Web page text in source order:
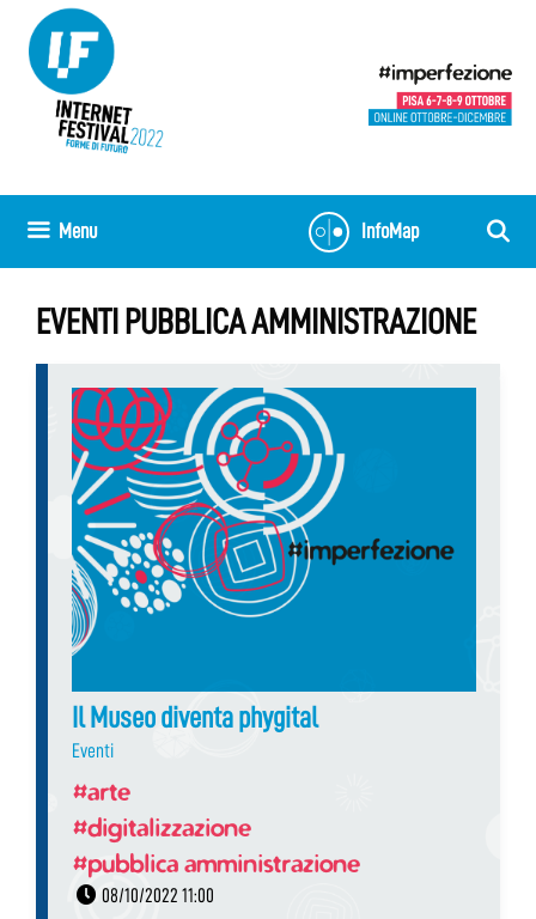
contenuto
InfoMap
Menu
EVENTI PUBBLICA AMMINISTRAZIONE
Il Museo diventa phygital
Eventi
#arte
#digitalizzazione
#pubblica amministrazione
08/10/2022 11:00